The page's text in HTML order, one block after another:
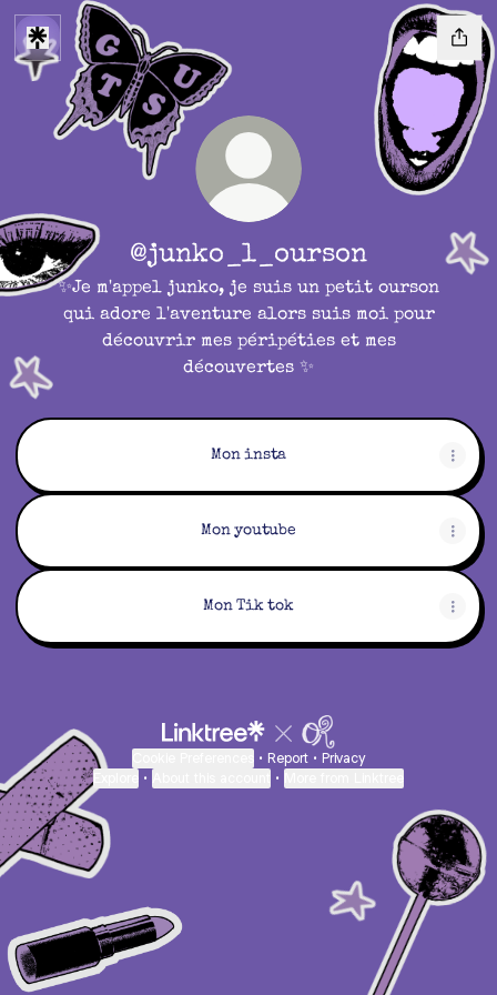
@junko_l_ourson
✨Je m'appel junko, je suis un petit ourson
qui adore l'aventure alors suis moi pour
découvrir mes péripéties et mes
découvertes ✨
Mon insta
Mon youtube
Mon Tik tok
• Report • Privacy
• •